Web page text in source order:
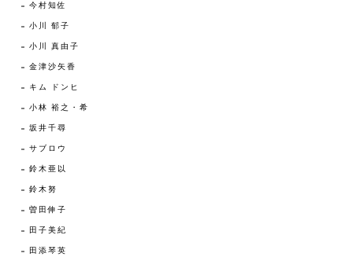
今村知佐
小川 郁子
小川 真由子
金津沙矢香
キム ドンヒ
小林 裕之・希
坂井千尋
サブロウ
鈴木亜以
鈴木努
曽田伸子
田子美紀
田添琴英